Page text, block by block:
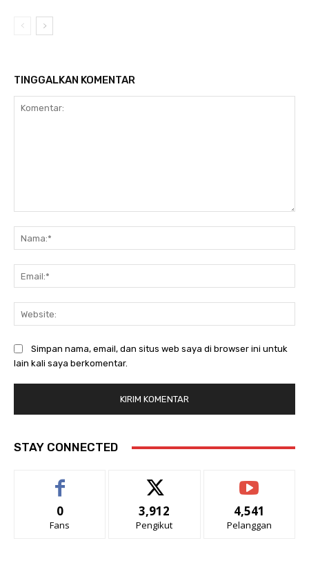
TINGGALKAN KOMENTAR
Simpan nama, email, dan situs web saya di browser ini untuk
lain kali saya berkomentar.
STAY CONNECTED
0
Fans
3,912
Pengikut
4,541
Pelanggan